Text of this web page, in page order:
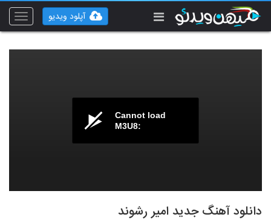
Toggle
آپلود ویدیو
Cannot load
M3U8:
دانلود آهنگ جدید امیر رشوند